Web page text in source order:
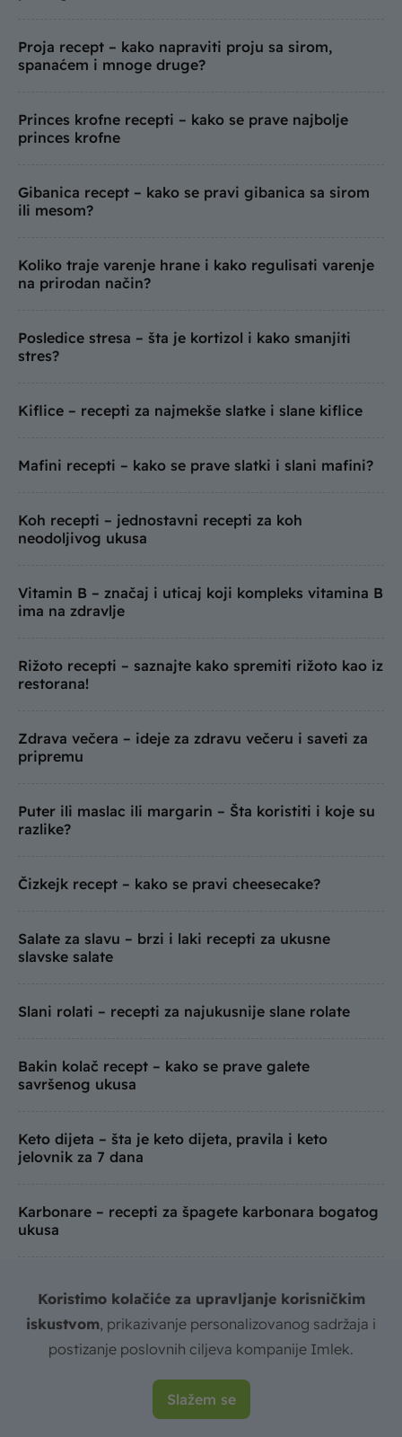
Proja recept – kako napraviti proju sa sirom,
spanaćem i mnoge druge?
Princes krofne recepti – kako se prave najbolje
princes krofne
Gibanica recept – kako se pravi gibanica sa sirom
ili mesom?
Koliko traje varenje hrane i kako regulisati varenje
na prirodan način?
Posledice stresa – šta je kortizol i kako smanjiti
stres?
Kiflice – recepti za najmekše slatke i slane kiflice
Mafini recepti – kako se prave slatki i slani mafini?
Koh recepti – jednostavni recepti za koh
neodoljivog ukusa
Vitamin B – značaj i uticaj koji kompleks vitamina B
ima na zdravlje
Rižoto recepti – saznajte kako spremiti rižoto kao iz
restorana!
Zdrava večera – ideje za zdravu večeru i saveti za
pripremu
Puter ili maslac ili margarin – Šta koristiti i koje su
razlike?
Čizkejk recept – kako se pravi cheesecake?
Salate za slavu – brzi i laki recepti za ukusne
slavske salate
Slani rolati – recepti za najukusnije slane rolate
Bakin kolač recept – kako se prave galete
savršenog ukusa
Keto dijeta – šta je keto dijeta, pravila i keto
jelovnik za 7 dana
Karbonare – recepti za špagete karbonara bogatog
ukusa
ukusa
Koristimo kolačiće za upravljanje korisničkim
iskustvom, prikazivanje personalizovanog sadržaja i
postizanje poslovnih ciljeva kompanije Imlek.
Slažem se